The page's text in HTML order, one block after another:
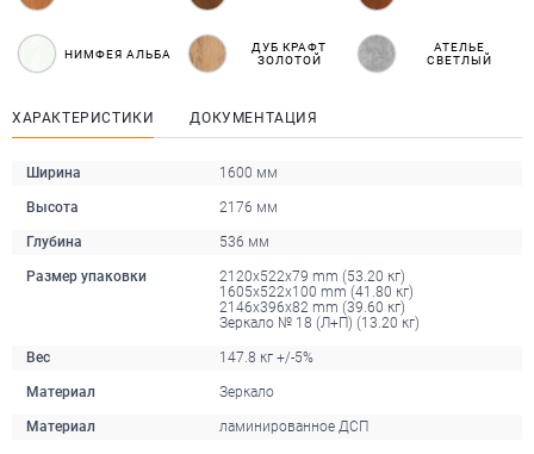
НИМФЕЯ АЛЬБА
ДУБ КРАФТ
ЗОЛОТОЙ
АТЕЛЬЕ
СВЕТЛЫЙ
ХАРАКТЕРИСТИКИ ДОКУМЕНТАЦИЯ
Ширина 1600 мм
Высота 2176 мм
Глубина 536 мм
Размер упаковки
2120x522x79 mm (53.20 кг)
1605x522x100 mm (41.80 кг)
2146x396x82 mm (39.60 кг)
Зеркало № 18 (Л+П) (13.20 кг)
Вес 147.8 кг +/-5%
Материал Зеркало
Материал ламинированное ДСП